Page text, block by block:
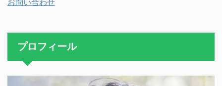
お問い合わせ
プロフィール